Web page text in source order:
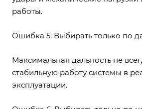
работы.
Ошибка 5. Выбирать только по
Максимальная дальность не
стабильную работу системы в
эксплуатации.